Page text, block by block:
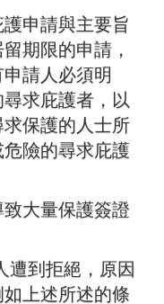
申請與主要旨
期限的申請，
請人必須明
求庇護者，以
保護的人士所
險的尋求庇護
大量保護簽證
遭到拒絕，原因
上述所述的條